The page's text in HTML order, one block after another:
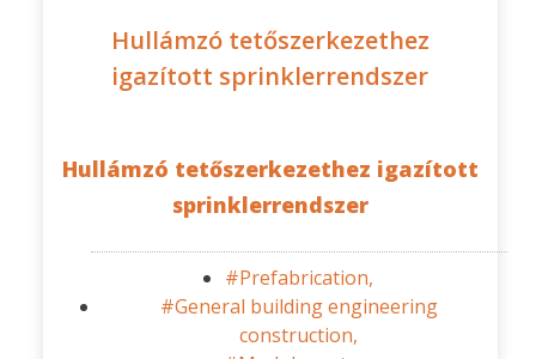
Hullámzó tetőszerkezethez
igazított sprinklerrendszer
Hullámzó tetőszerkezethez igazított
sprinklerrendszer
#Prefabrication,
#General building engineering
construction,